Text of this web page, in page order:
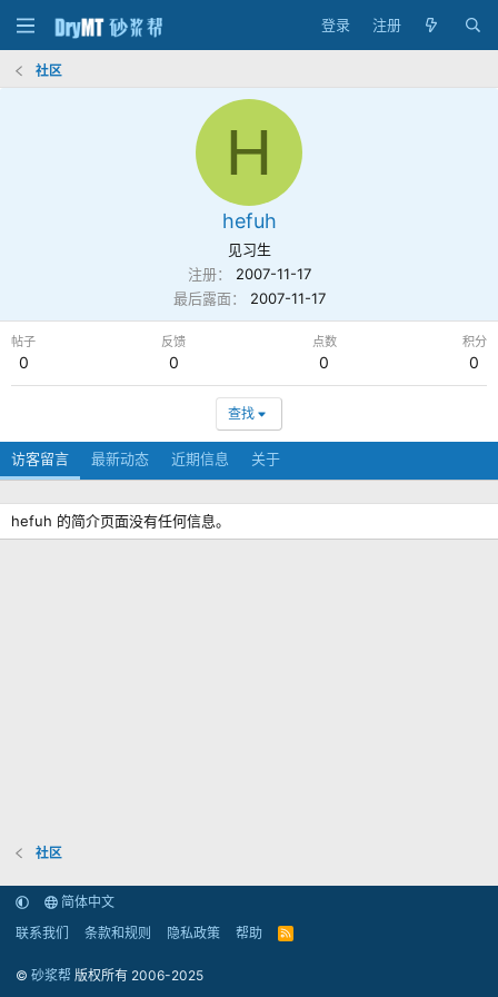
登录 注册
社区
H
hefuh
见习生
注册
2007-11-17
最后露面
2007-11-17
帖子
0
反馈
0
点数
0
积分
0
查找
访客留言 最新动态 近期信息 关于
hefuh 的简介页面没有任何信息。
社区
简体中文
联系我们
条款和规则 隐私政策 帮助
R
© 砂浆帮 版权所有 2006-2025